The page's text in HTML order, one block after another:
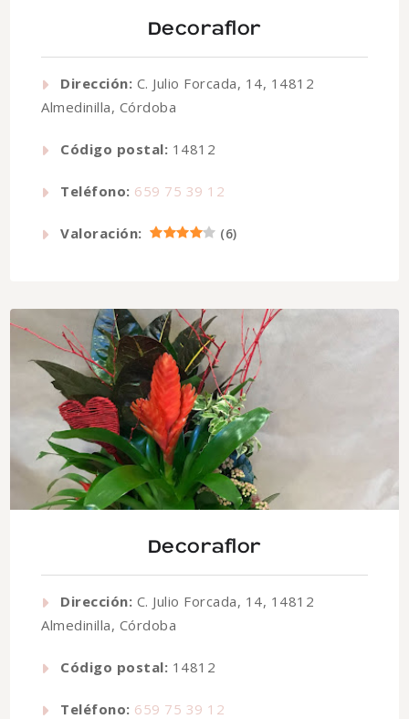
Decoraflor
Dirección: C. Julio Forcada, 14, 14812
Almedinilla, Córdoba
Código postal: 14812
Teléfono: 659 75 39 12
Valoración: (6)
Decoraflor
Dirección: C. Julio Forcada, 14, 14812
Almedinilla, Córdoba
Código postal: 14812
Teléfono: 659 75 39 12